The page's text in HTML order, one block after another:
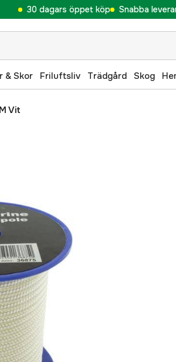
30 dagars öppet köp Snabba
& Skor Friluftsliv Trädgård Skog
Vit